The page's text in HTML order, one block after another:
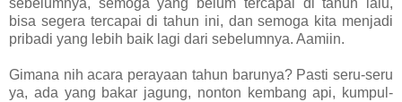
sebelumnya, semoga yang belum tercapai di tahun lalu,
bisa segera tercapai di tahun ini, dan semoga kita menjadi
pribadi yang lebih baik lagi dari sebelumnya. Aamiin.
Gimana nih acara perayaan tahun barunya? Pasti seru-seru
ya, ada yang bakar jagung, nonton kembang api, kumpul-